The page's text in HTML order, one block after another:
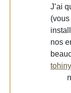
J’ai
nos
tohiny